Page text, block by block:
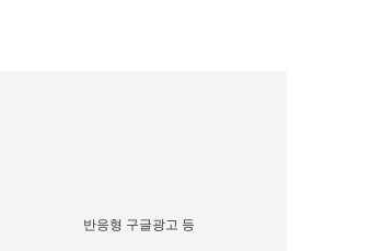
반응형 구글광고 등